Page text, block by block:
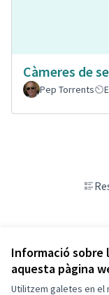
Informació sobre
aquesta pàgina
Utilitzem galetes en el
Càmeres de
Pep Torrents
Veure totes les
Termes i condicions